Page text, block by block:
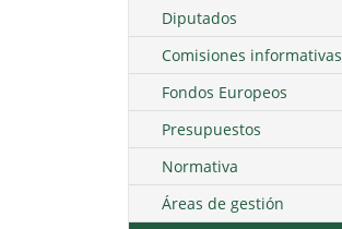
Diputados
Comisiones informativas
Fondos Europeos
Presupuestos
Normativa
Áreas de gestión